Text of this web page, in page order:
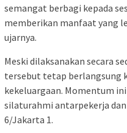
semangat berbagi kepada
memberikan manfaat yang
ujarnya.
Meski dilaksanakan secara
tersebut tetap berlangsung
kekeluargaan. Momentum
silaturahmi antarpekerja dan
6/Jakarta 1.